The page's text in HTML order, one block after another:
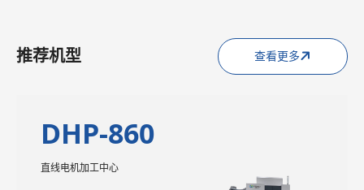
推荐机型 查看更多
DHP-860
直线电机加工中心